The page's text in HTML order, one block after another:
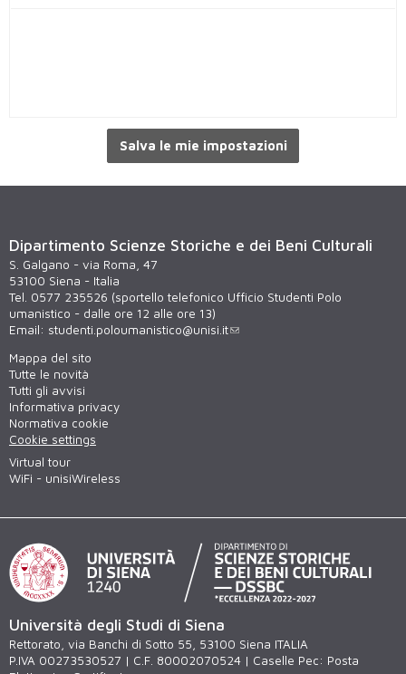
Salva le mie impostazioni
Dipartimento Scienze Storiche e dei Beni Culturali
S. Galgano - via Roma, 47
53100 Siena - Italia
Tel. 0577 235526 (sportello telefonico Ufficio Studenti Polo
umanistico - dalle ore 12 alle ore 13)
Email: studenti.poloumanistico@unisi.it
Mappa del sito
Tutte le novità
Tutti gli avvisi
Informativa privacy
Normativa cookie
Cookie settings
Virtual tour
WiFi - unisiWireless
Università degli Studi di Siena
Rettorato, via Banchi di Sotto 55, 53100 Siena ITALIA
P.IVA 00273530527 | C.F. 80002070524 | Caselle Pec: Posta